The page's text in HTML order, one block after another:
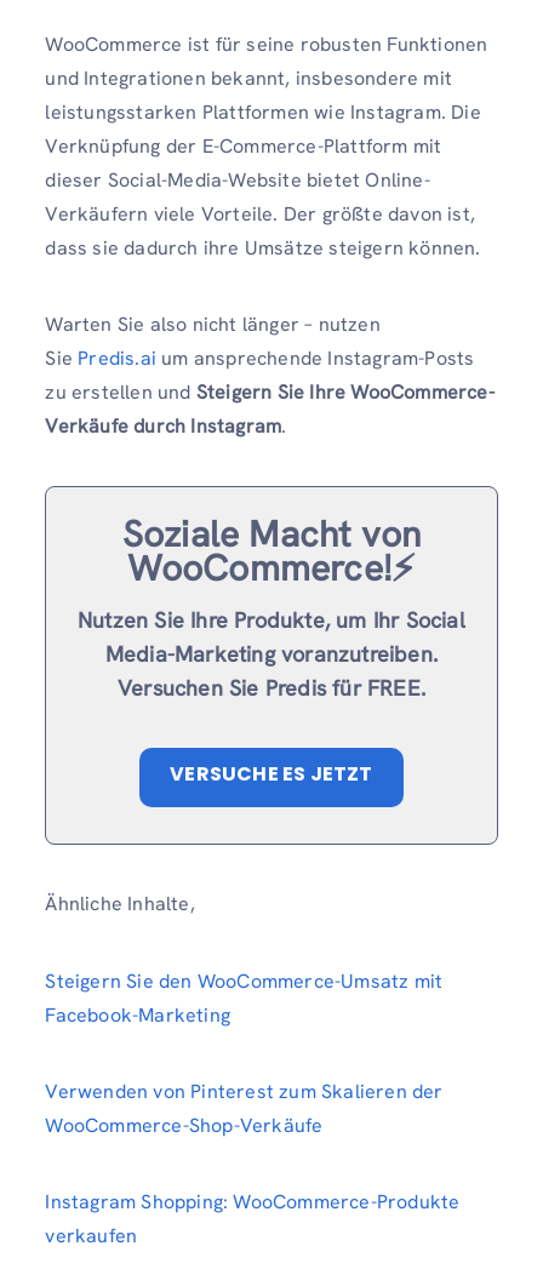
WooCommerce ist für seine robusten Funktionen
und Integrationen bekannt, insbesondere mit
leistungsstarken Plattformen wie Instagram. Die
Verknüpfung der E-Commerce-Plattform mit
dieser Social-Media-Website bietet Online-
Verkäufern viele Vorteile. Der größte davon ist,
dass sie dadurch ihre Umsätze steigern können.
Warten Sie also nicht länger – nutzen
Sie Predis.ai um ansprechende Instagram-Posts
zu erstellen und Steigern Sie Ihre WooCommerce-
Verkäufe durch Instagram.
Soziale Macht von
WooCommerce!⚡️
Nutzen Sie Ihre Produkte, um Ihr Social
Media-Marketing voranzutreiben.
Versuchen Sie Predis für FREE.
VERSUCHE ES JETZT
Ähnliche Inhalte,
Steigern Sie den WooCommerce-Umsatz mit
Facebook-Marketing
Verwenden von Pinterest zum Skalieren der
WooCommerce-Shop-Verkäufe
Instagram Shopping: WooCommerce-Produkte
verkaufen